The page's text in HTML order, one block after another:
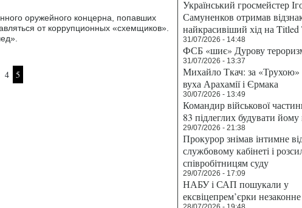
оружейного концерна, попавших
от коррупционных «схемщиков».
4 5
Український гросмейстер
Самуненков отримав
найкрасивіший хід на Titled
31/07/2026 - 14:48
ФСБ «шиє» Дурову
31/07/2026 - 13:37
Михайло Ткач: за «Трухою»
вуха Арахамії і Єрмака
30/07/2026 - 13:49
Командир військової
83 підлеглих будувати йому
29/07/2026 - 21:38
Прокурор знімав інтимне
службовому кабінеті і
співробітницям суду
29/07/2026 - 17:09
НАБУ і САП пошукали у
ексвіцепрем’єрки